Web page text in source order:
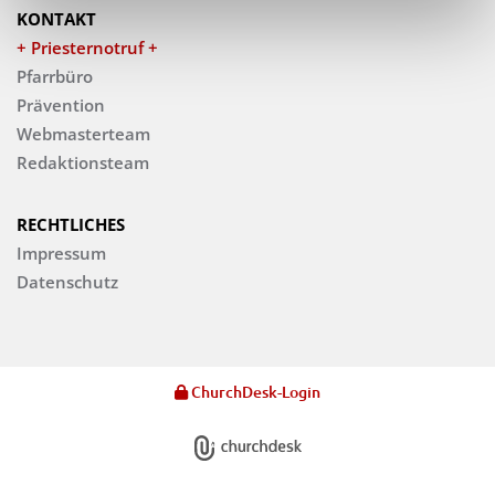
KONTAKT
+ Priesternotruf +
Pfarrbüro
Prävention
Webmasterteam
Redaktionsteam
RECHTLICHES
Impressum
Datenschutz
ChurchDesk-Login